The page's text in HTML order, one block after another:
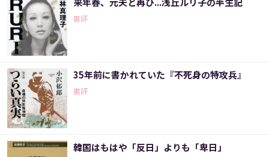
書評
35年前に書かれていた『不死身の特攻兵』
書評
韓国はもはや「反日」よりも「卑日」